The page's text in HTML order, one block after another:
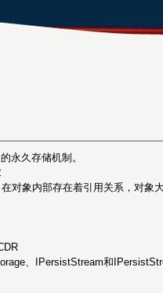
永久存储机制。
对象内部存在着引用关系，对象
、IPersistStream和